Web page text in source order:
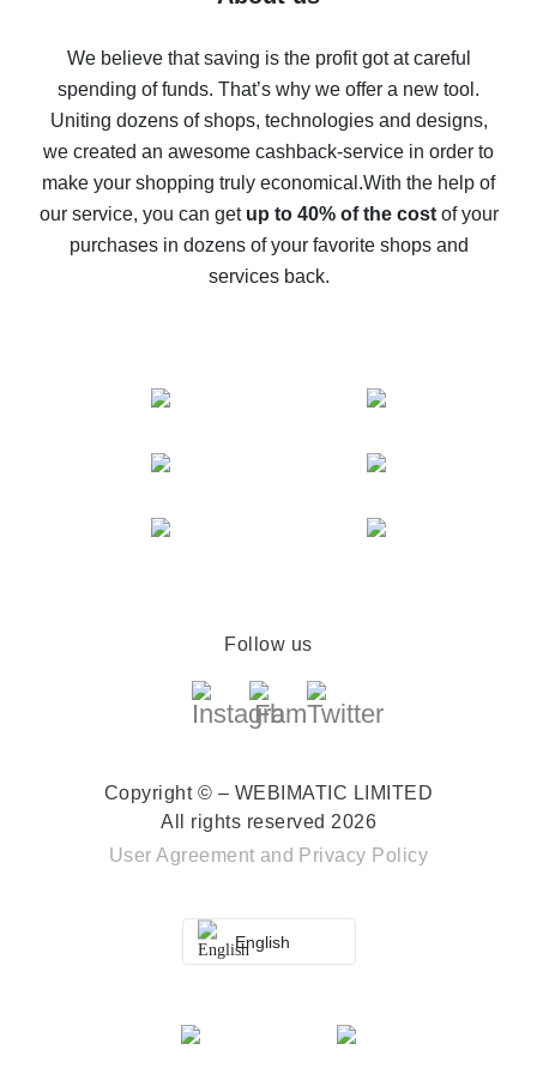
back
10% cash back on AliExpress - the impossible is
possible
The best cash back on AliExpress - how to find it
The best cash back service for AliExpress - let's
compare offers
We believe that saving is the profit got at careful
spending of funds. That’s why we offer a new tool.
Uniting dozens of shops, technologies and designs,
we created an awesome cashback-service in order to
make your shopping truly economical.With the help of
our service, you can get up to 40% of the costof your
purchases in dozens of your favorite shops and
services back.
Follow us
Copyright © – WEBIMATIC LIMITED
All rights reserved 2026
User Agreement and Privacy Policy
English